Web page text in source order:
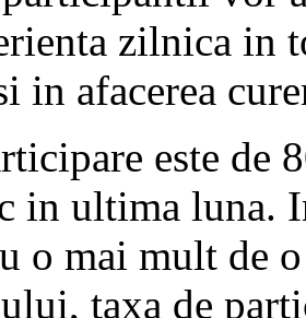
zilnica in
in afacerea
este de
in ultima luna.
o mai mult de
taxa de